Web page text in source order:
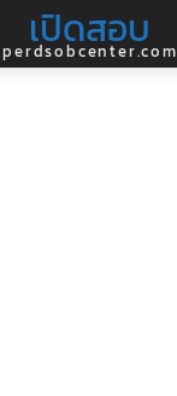
เปิดสอบ
perdsobcenter.com